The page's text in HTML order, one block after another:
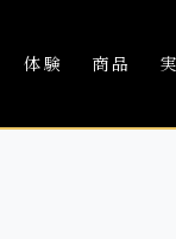
体験 商品